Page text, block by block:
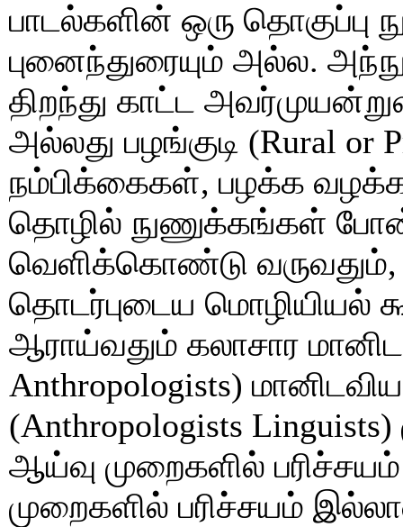
பாடல்களின் ஒரு தொகுப்பு
புனைந்துரையும் அல்ல.
திறந்து காட்ட
அல்லது பழங்குடி (Rural
நம்பிக்கைகள், பழக்க
தொழில் நுணுக்கங்கள்
வெளிக்கொண்டு வருவதும்,
தொடர்புடைய மொழியியல்
ஆராய்வதும் கலாசார
Anthropologists)
(Anthropologists
ஆய்வு முறைகளில்
முறைகளில் பரிச்சயம்